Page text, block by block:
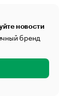
новости
бренд